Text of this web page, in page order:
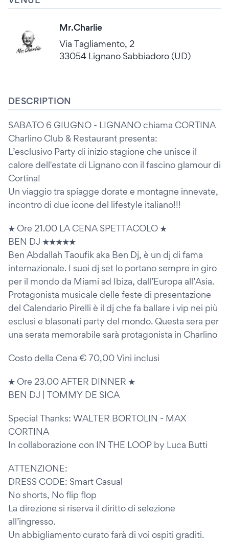
Mr.Charlie
Via Tagliamento, 2
33054 Lignano Sabbiadoro (UD)
DESCRIPTION
SABATO 6 GIUGNO - LIGNANO chiama CORTINA
Charlino Club & Restaurant presenta:
L’esclusivo Party di inizio stagione che unisce il
calore dell'estate di Lignano con il fascino glamour di
Cortina!
Un viaggio tra spiagge dorate e montagne innevate,
incontro di due icone del lifestyle italiano!!!
★ Ore 21.00 LA CENA SPETTACOLO ★
BEN DJ ★★★★★
Ben Abdallah Taoufik aka Ben Dj, è un dj di fama
internazionale. I suoi dj set lo portano sempre in giro
per il mondo da Miami ad Ibiza, dall’Europa all’Asia.
Protagonista musicale delle feste di presentazione
del Calendario Pirelli è il dj che fa ballare i vip nei più
esclusi e blasonati party del mondo. Questa sera per
una serata memorabile sarà protagonista in Charlino
Costo della Cena € 70,00 Vini inclusi
★ Ore 23.00 AFTER DINNER ★
BEN DJ | TOMMY DE SICA
Special Thanks: WALTER BORTOLIN - MAX
CORTINA
In collaborazione con IN THE LOOP by Luca Butti
ATTENZIONE:
DRESS CODE: Smart Casual
No shorts, No flip flop
La direzione si riserva il diritto di selezione
all’ingresso.
Un abbigliamento curato farà di voi ospiti graditi.